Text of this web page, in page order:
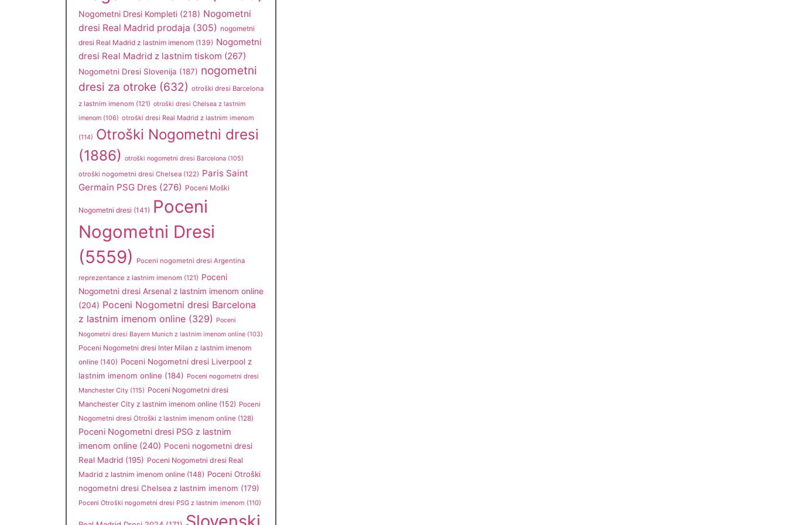
Nogometni Dresi Kompleti (218) Nogometni
dresi Real Madrid prodaja (305) nogometni
dresi Real Madrid z lastnim imenom (139) Nogometni
dresi Real Madrid z lastnim tiskom (267)
Nogometni Dresi Slovenija (187) nogometni
dresi za otroke (632) otroški dresi Barcelona
z lastnim imenom (121) otroški dresi Chelsea z lastnim
imenom (106) otroški dresi Real Madrid z lastnim imenom
(114) Otroški Nogometni dresi
(1886) otroški nogometni dresi Barcelona (105)
otroški nogometni dresi Chelsea (122) Paris Saint
Germain PSG Dres (276) Poceni Moški
Nogometni dresi (141) Poceni
Nogometni Dresi
(5559)
Poceni nogometni dresi Argentina
reprezentance z lastnim imenom (121) Poceni
Nogometni dresi Arsenal z lastnim imenom online
(204) Poceni Nogometni dresi Barcelona
z lastnim imenom online (329)
Poceni
Nogometni dresi Bayern Munich z lastnim imenom online (103)
Poceni Nogometni dresi Inter Milan z lastnim imenom
online (140) Poceni Nogometni dresi Liverpool z
lastnim imenom online (184) Poceni nogometni dresi
Manchester City (115) Poceni Nogometni dresi
Manchester City z lastnim imenom online (152) Poceni
Nogometni dresi Otroški z lastnim imenom online (128)
Poceni Nogometni dresi PSG z lastnim
imenom online (240) Poceni nogometni dresi
Real Madrid (195) Poceni Nogometni dresi Real
Madrid z lastnim imenom online (148) Poceni Otroški
nogometni dresi Chelsea z lastnim imenom (179)
Poceni Otroški nogometni dresi PSG z lastnim imenom (110)